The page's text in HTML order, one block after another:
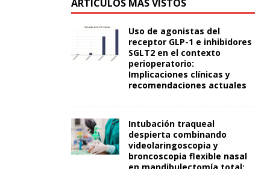
ARTÍCULOS MÁS VISTOS
Uso de agonistas del
receptor GLP-1 e inhibidores
SGLT2 en el contexto
perioperatorio:
Implicaciones clínicas y
recomendaciones actuales
Intubación traqueal
despierta combinando
videolaringoscopia y
broncoscopia flexible nasal